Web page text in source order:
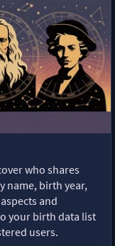
who shares
name, birth year,
and
your birth data list
users.